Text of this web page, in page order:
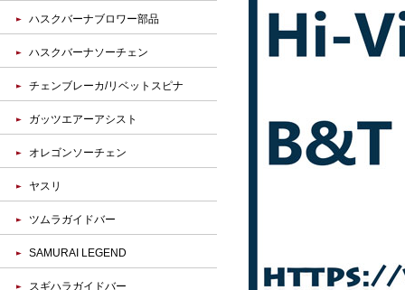
ハスクバーナブロワー部品
ハスクバーナソーチェン
チェンブレーカ/リベットスピナ
ガッツエアーアシスト
オレゴンソーチェン
ヤスリ
ツムラガイドバー
SAMURAI LEGEND
スギハラガイドバー